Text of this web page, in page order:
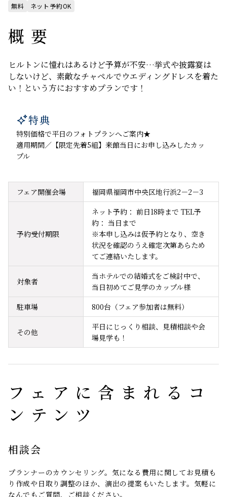
無料 ネット予約OK
概要
ヒルトンに憧れはあるけど予算が不安…挙式や披露宴は
しないけど、素敵なチャペルでウエディングドレスを着た
い！という方におすすめプランです！
特典
特別価格で平日のフォトプランへご案内★
適用期間／【限定先着5組】来館当日にお申し込みしたカッ
プル
フェア開催会場 福岡県福岡市中央区地行浜2－2－3
予約受付期限
ネット予約： 前日18時まで TEL予
約： 当日まで
※本申し込みは仮予約となり、空き
状況を確認のうえ確定次第あらため
てご連絡いたします。
対象者
当ホテルでの結婚式をご検討中で、
当日初めてご見学のカップル様
駐車場
800台（フェア参加者は無料）
その他
平日にじっくり相談、見積相談や会
場見学も！
フェアに含まれるコ
ンテンツ
相談会
プランナーのカウンセリング。気になる費用に関してお見積も
り作成や日取り調整のほか、演出の提案もいたします。気軽に
なんでもご質問、ご相談ください。